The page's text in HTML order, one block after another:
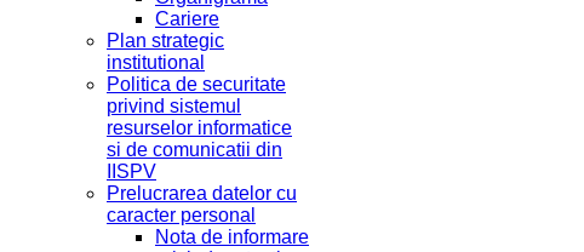
Cariere
Plan strategic
institutional
Politica de securitate
privind sistemul
resurselor informatice
si de comunicatii din
IISPV
Prelucrarea datelor cu
caracter personal
Nota de informare